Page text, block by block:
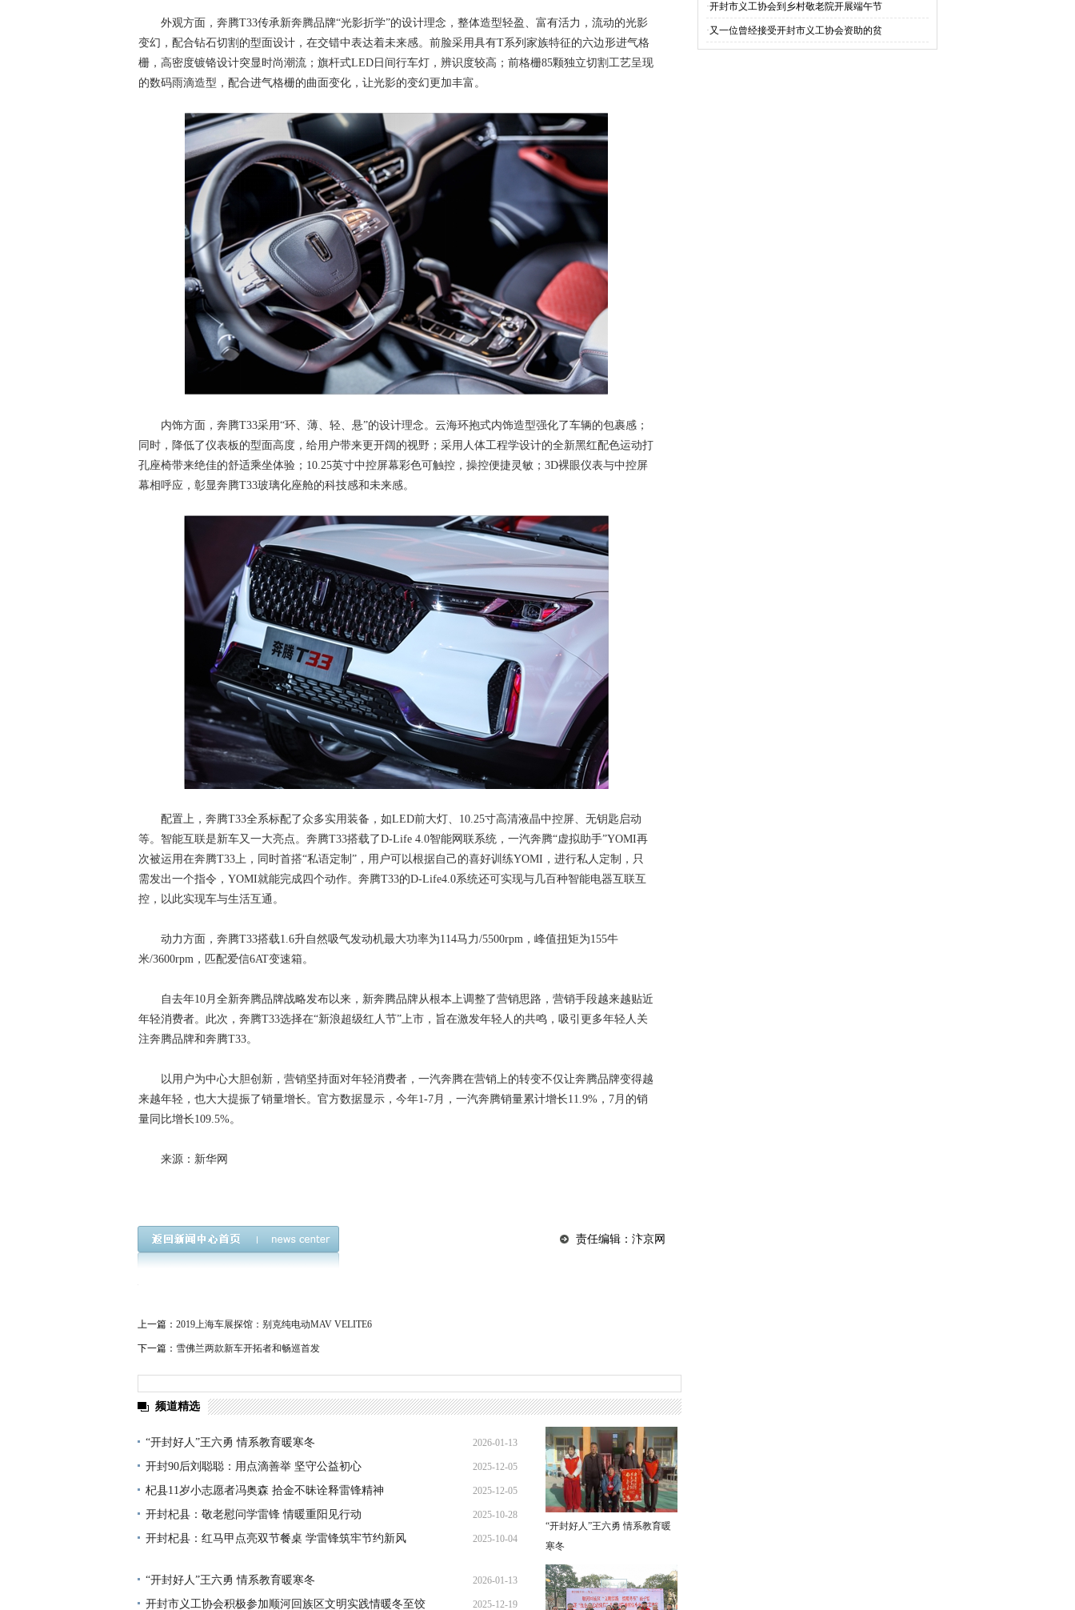
外观方面，奔腾T33传承新奔腾品牌“光影折学”的设计理念，整体造型轻盈、富有活力，流动的光影
变幻，配合钻石切割的型面设计，在交错中表达着未来感。前脸采用具有T系列家族特征的六边形进气格
栅，高密度镀铬设计突显时尚潮流；旗杆式LED日间行车灯，辨识度较高；前格栅85颗独立切割工艺呈现
的数码雨滴造型，配合进气格栅的曲面变化，让光影的变幻更加丰富。
内饰方面，奔腾T33采用“环、薄、轻、悬”的设计理念。云海环抱式内饰造型强化了车辆的包裹感；
同时，降低了仪表板的型面高度，给用户带来更开阔的视野；采用人体工程学设计的全新黑红配色运动打
孔座椅带来绝佳的舒适乘坐体验；10.25英寸中控屏幕彩色可触控，操控便捷灵敏；3D裸眼仪表与中控屏
幕相呼应，彰显奔腾T33玻璃化座舱的科技感和未来感。
配置上，奔腾T33全系标配了众多实用装备，如LED前大灯、10.25寸高清液晶中控屏、无钥匙启动
等。智能互联是新车又一大亮点。奔腾T33搭载了D-Life 4.0智能网联系统，一汽奔腾“虚拟助手”YOMI再
次被运用在奔腾T33上，同时首搭“私语定制”，用户可以根据自己的喜好训练YOMI，进行私人定制，只
需发出一个指令，YOMI就能完成四个动作。奔腾T33的D-Life4.0系统还可实现与几百种智能电器互联互
控，以此实现车与生活互通。
动力方面，奔腾T33搭载1.6升自然吸气发动机最大功率为114马力/5500rpm，峰值扭矩为155牛
米/3600rpm，匹配爱信6AT变速箱。
自去年10月全新奔腾品牌战略发布以来，新奔腾品牌从根本上调整了营销思路，营销手段越来越贴近
年轻消费者。此次，奔腾T33选择在“新浪超级红人节”上市，旨在激发年轻人的共鸣，吸引更多年轻人关
注奔腾品牌和奔腾T33。
以用户为中心大胆创新，营销坚持面对年轻消费者，一汽奔腾在营销上的转变不仅让奔腾品牌变得越
来越年轻，也大大提振了销量增长。官方数据显示，今年1-7月，一汽奔腾销量累计增长11.9%，7月的销
量同比增长109.5%。
来源：新华网
责任编辑：汴京网
上一篇： 2019上海车展探馆：别克纯电动MAV VELITE6
下一篇： 雪佛兰两款新车开拓者和畅巡首发
频道精选
“开封好人”王六勇 情系教育暖寒冬 2026-01-13
21:31:49
开封90后刘聪聪：用点滴善举 坚守公益初心 2025-12-05
19:26:32
杞县11岁小志愿者冯奥森 拾金不昧诠释雷锋精神 2025-12-05
19:08:10
开封杞县：敬老慰问学雷锋 情暖重阳见行动 2025-10-28
21:37:57
开封杞县：红马甲点亮双节餐桌 学雷锋筑牢节约新风 2025-10-04
“开封好人”王六勇 情系教育暖寒冬 2026-01-13
21:31:49
开封市义工协会积极参加顺河回族区文明实践情暖冬至饺 2025-12-19
“开封好人”王六勇 情系教育暖
寒冬
·开封市义工协会到乡村敬老院开展端午节
·又一位曾经接受开封市义工协会资助的贫